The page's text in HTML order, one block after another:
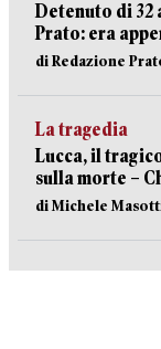
Detenuto di 32
Prato: era
di Redazione
La tragedia
Lucca, il
sulla morte –
di Michele